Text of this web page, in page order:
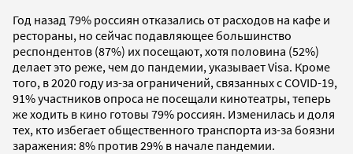
Год назад 79% россиян отказались от расходов на кафе и
рестораны, но сейчас подавляющее большинство
респондентов (87%) их посещают, хотя половина (52%)
делает это реже, чем до пандемии, указывает Visa. Кроме
того, в 2020 году из-за ограничений, связанных с COVID-19,
91% участников опроса не посещали кинотеатры, теперь
же ходить в кино готовы 79% россиян. Изменилась и доля
тех, кто избегает общественного транспорта из-за боязни
заражения: 8% против 29% в начале пандемии.